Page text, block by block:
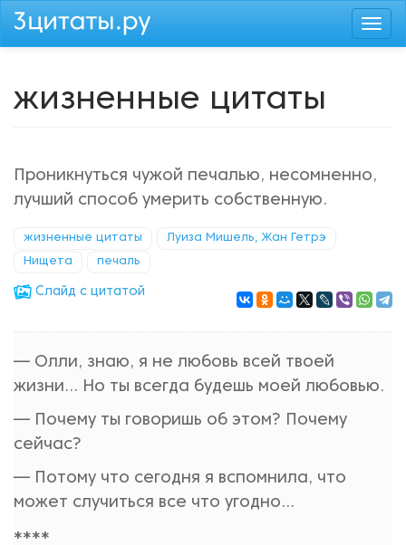
Перейти
жизненные цитаты
Проникнуться чужой печалью, несомненно,
лучший способ умерить собственную.
жизненные цитаты Луиза Мишель, Жан Гетрэ
Нищета печаль
Cлайд с цитатой
— Олли, знаю, я не любовь всей твоей
жизни... Но ты всегда будешь моей любовью.
— Почему ты говоришь об этом? Почему
сейчас?
— Потому что сегодня я вспомнила, что
может случиться все что угодно...
****